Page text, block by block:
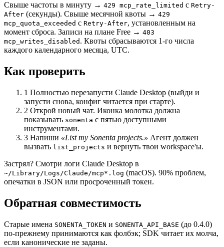
Свыше частоты в минуту → 429 mcp_rate_limited с Retry-
After (секунды). Свыше месячной квоты → 429
mcp_quota_exceeded с Retry-After, установленным на
момент сброса. Записи на плане Free → 403
mcp_writes_disabled . Квоты сбрасываются 1-го числа
каждого календарного месяца, UTC.
Как проверить
1 Полностью перезапусти Claude Desktop (выйди и
запусти снова, конфиг читается при старте).
2 Открой новый чат. Иконка молотка должна
показывать sonenta с пятью доступными
инструментами.
3 Напиши «List my Sonenta projects.» Агент должен
вызвать list_projects и вернуть твои workspace'ы.
Застрял? Смотри логи Claude Desktop в
~/Library/Logs/Claude/mcp*.log (macOS). 90% проблем,
опечатки в JSON или просроченный токен.
Обратная совместимость
Старые имена SONENTA_TOKEN и SONENTA_API_BASE (до 0.4.0)
по-прежнему принимаются как фолбэк; SDK читает их молча,
если канонические не заданы.